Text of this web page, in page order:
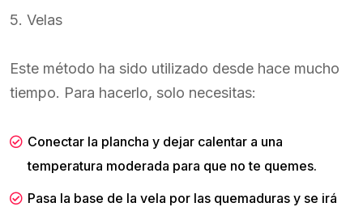
5. Velas
Este método ha sido utilizado desde hace mucho
tiempo. Para hacerlo, solo necesitas:
Conectar la plancha y dejar calentar a una
temperatura moderada para que no te quemes.
Pasa la base de la vela por las quemaduras y se irá